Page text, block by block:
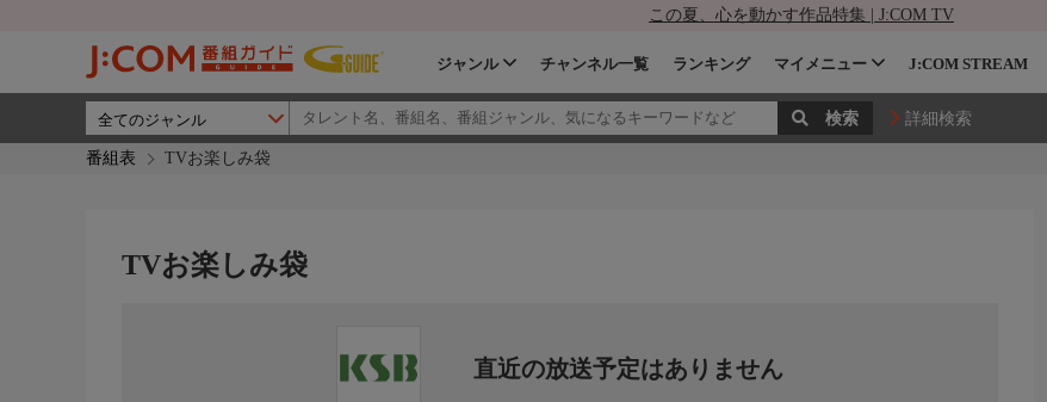
この夏、心を動かす作品特集 | J:COM TV
ジャンル チャンネル一覧 ランキング マイメニュー J:COM STREAM
詳細検索
番組表 TVお楽しみ袋
TVお楽しみ袋
直近の放送予定はありません